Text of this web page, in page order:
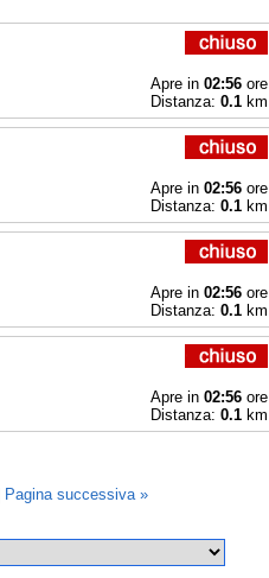
Apre in 02:56ore
Distanza: 0.1km
Apre in 02:56ore
Distanza: 0.1km
Apre in 02:56ore
Distanza: 0.1km
Apre in 02:56ore
Distanza: 0.1km
Pagina successiva »